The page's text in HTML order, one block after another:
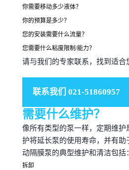
你需要移动多少液体？
你的预算是多少？
您的安装需要什么流量？
您需要什么粘度限制/能力？
请与我们的专家联系，找到适合
联系我们 021-51860957
需要什么维护？
像所有类型的泵一样，定期维护
护将延长泵的使用寿命，并有助
动隔膜泵的典型维护和清洁包括：
拆卸